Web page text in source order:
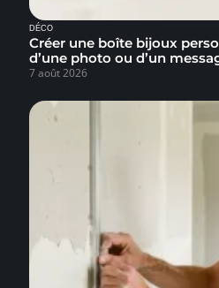
DÉCO
Créer une boîte bijoux
d’une photo ou d’un
7 août 2026